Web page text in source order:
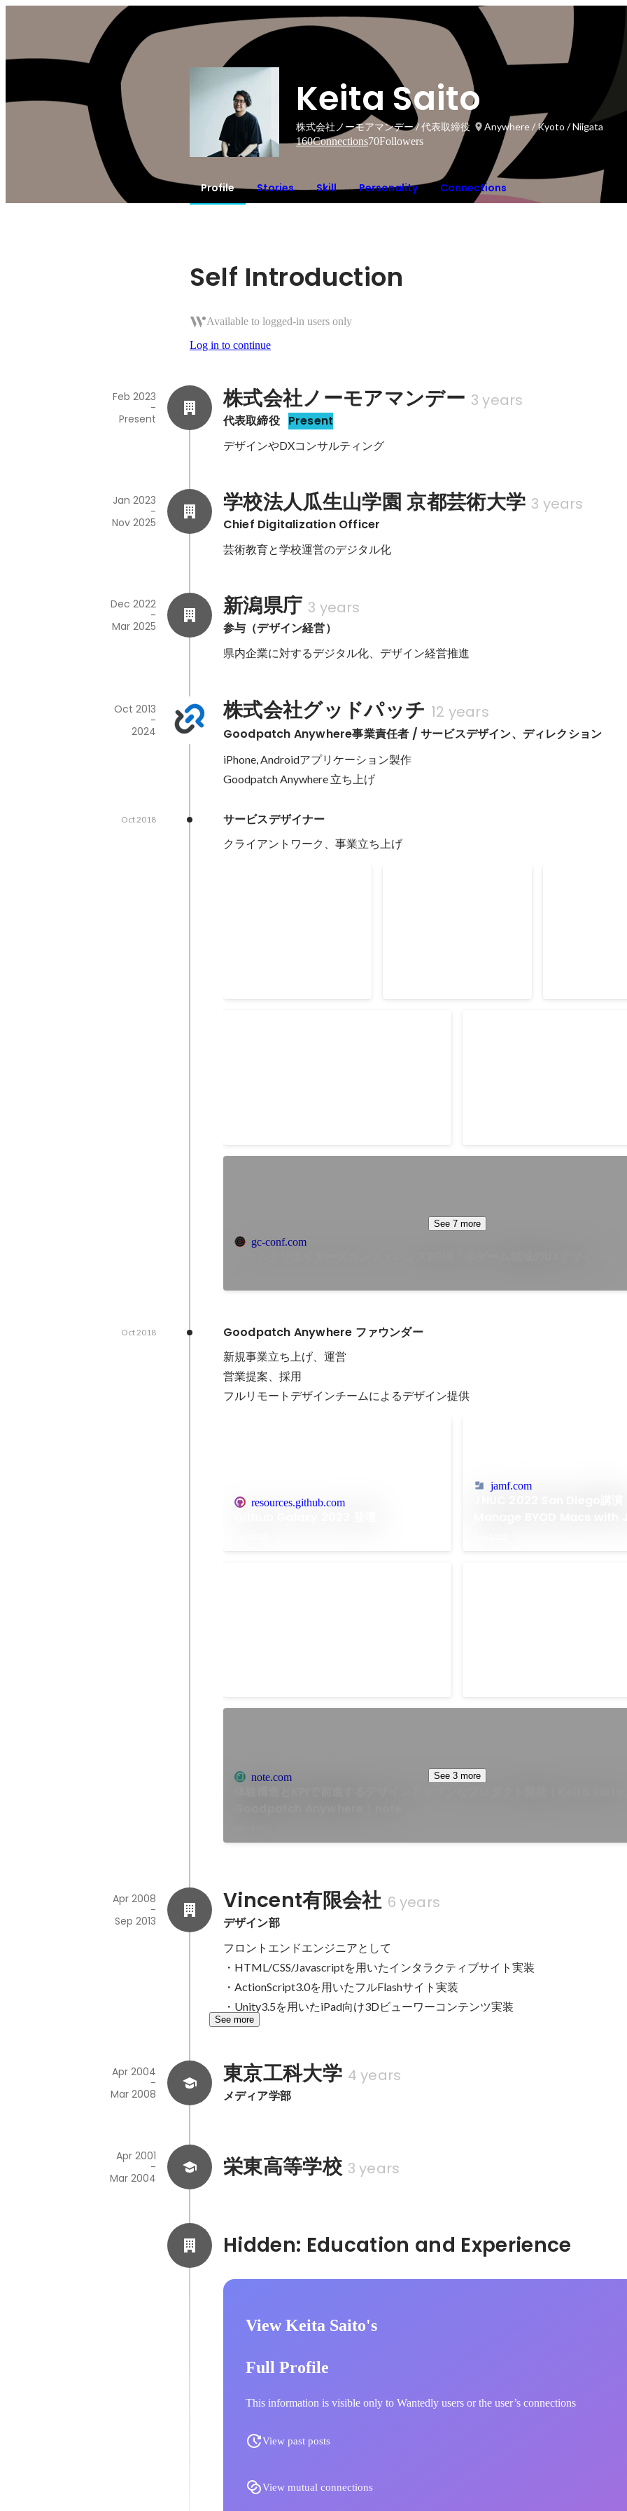
Keita Saito
株式会社ノーモアマンデー / 代表取締役
Anywhere / Kyoto / Niigata
160Connections70Followers
Profile Stories Skill Personality Connections
Self Introduction
Available to logged-in users only
Log in to continue
株式会社ノーモアマンデー 3 years
代表取締役 Present
Feb 2023
-
Present
デザインやDXコンサルティング
学校法人瓜生山学園 京都芸術大学 3 years
Chief Digitalization Officer
Jan 2023
-
Nov 2025
芸術教育と学校運営のデジタル化
新潟県庁 3 years
参与（デザイン経営）
Dec 2022
-
Mar 2025
県内企業に対するデジタル化、デザイン経営推進
株式会社グッドパッチ 12 years
Goodpatch Anywhere事業責任者 / サービスデザイン、ディレクション
Oct 2013
-
2024
iPhone, Androidアプリケーション製作
Goodpatch Anywhere 立ち上げ
サービスデザイナー
Oct 2018
クライアントワーク、事業立ち上げ
gc-conf.com
See 7 more
Goodpatch Anywhere ファウンダー
Oct 2018
新規事業立ち上げ、運営
営業提案、採用
フルリモートデザインチームによるデザイン提供
resources.github.com
jamf.com
note.com See 3 more
Vincent有限会社 6 years
デザイン部
Apr 2008
-
Sep 2013
フロントエンドエンジニアとして
・HTML/CSS/Javascriptを用いたインタラクティブサイト実装
・ActionScript3.0を用いたフルFlashサイト実装
・Unity3.5を用いたiPad向け3Dビューワーコンテンツ実装
See more
東京工科大学 4 years
メディア学部
Apr 2004
-
Mar 2008
栄東高等学校 3 years
Apr 2001
-
Mar 2004
View Keita Saito's
Full Profile
This information is visible only to Wantedly users or the user’s connections
View past posts
View mutual connections